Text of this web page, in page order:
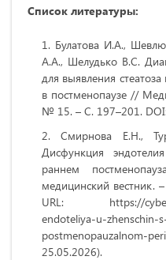
Список литературы:
Булатова И.А.,
А.А., Шелудько В.С.
для выявления
в постменопаузе //
№ 15. – С. 197–201.
Смирнова Е.Н.,
Дисфункция
раннем
медицинский
URL: https://
endoteliya-u-zhenschin-
postmenopauzalnom-
25.05.2026).